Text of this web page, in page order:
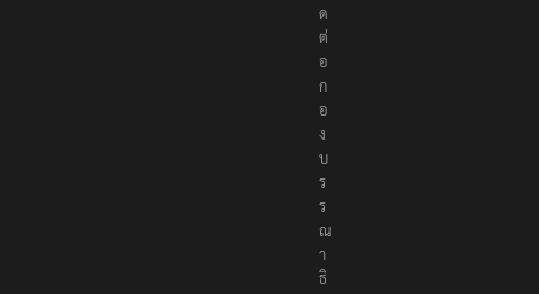
ด
ต่
อ
ก
อ
ง
บ
ร
ร
ณ
า
ธิ